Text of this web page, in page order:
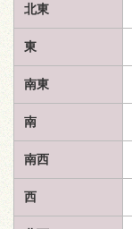
北東
東
南東
南
南西
西